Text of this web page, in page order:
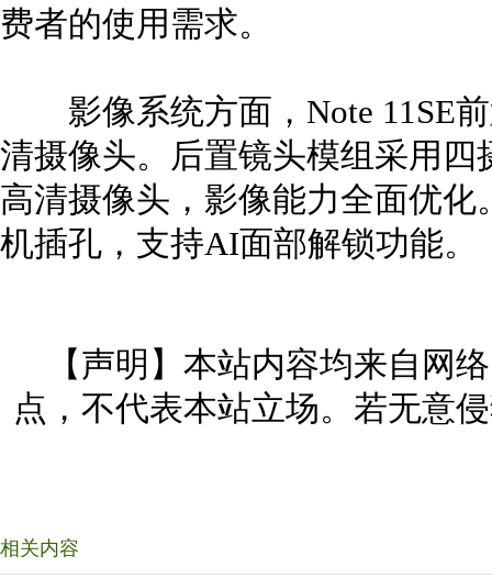
费者的使用需求。
影像系统方面，Note 11SE前
清摄像头。后置镜头模组采用
高清摄像头，影像能力全面优化
机插孔，支持AI面部解锁功能。
【声明】本站内容均来自网
点，不代表本站立场。若无意
相关内容